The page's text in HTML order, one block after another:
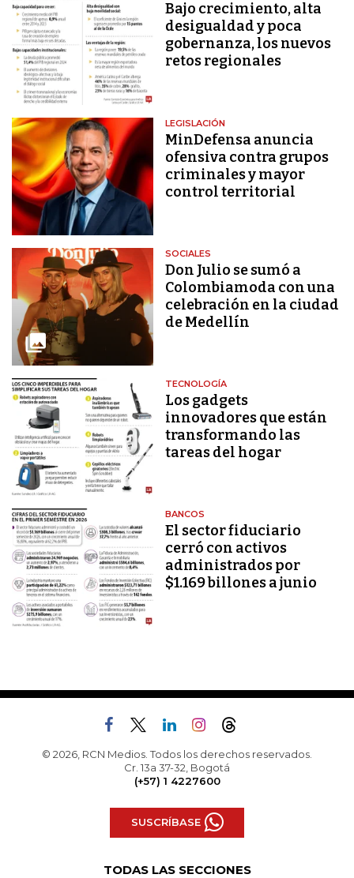
Bajo crecimiento, alta
desigualdad y poca
gobernanza, los nuevos
retos regionales
LEGISLACIÓN
MinDefensa anuncia
ofensiva contra grupos
criminales y mayor
control territorial
SOCIALES
Don Julio se sumó a
Colombiamoda con una
celebración en la ciudad
de Medellín
TECNOLOGÍA
Los gadgets
innovadores que están
transformando las
tareas del hogar
BANCOS
El sector fiduciario
cerró con activos
administrados por
$1.169 billones a junio
© 2026, RCN Medios. Todos los derechos reservados.
Cr. 13a 37-32, Bogotá
(+57) 1 4227600
SUSCRÍBASE
TODAS LAS SECCIONES